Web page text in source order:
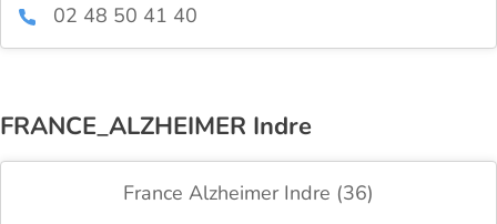
02 48 50 41 40
FRANCE_ALZHEIMER Indre
France Alzheimer Indre (36)